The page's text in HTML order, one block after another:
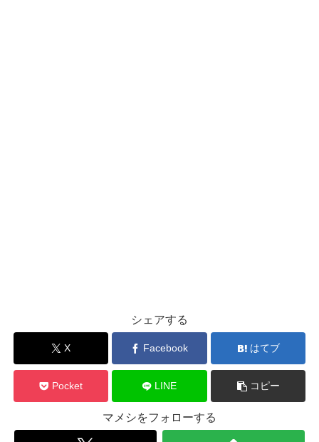
シェアする
X Facebook はてブ
Pocket LINE コピー
マメシをフォローする